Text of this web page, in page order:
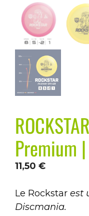
Premium
11,50 €
Le Rockstar est
Discmania.